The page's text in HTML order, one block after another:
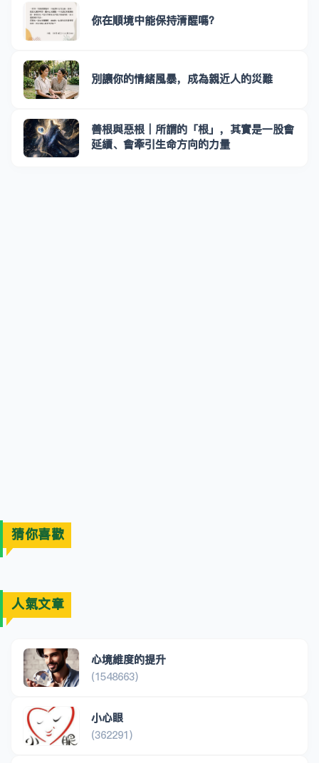
你在順境中能保持清醒嗎？
別讓你的情緒風暴，成為親近人的災難
善根與惡根｜所謂的「根」，其實是一股會
延續、會牽引生命方向的力量
猜你喜歡
人氣文章
心境維度的提升
(1548663)
小心眼
(362291)